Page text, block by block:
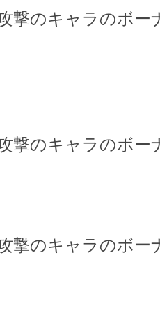
撃のキャラのボー
撃のキャラのボー
撃のキャラのボー